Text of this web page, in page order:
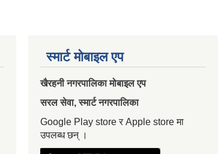
स्मार्ट मोबाइल एप
खैरहनी नगरपालिका मोबाइल एप
सरल सेवा, स्मार्ट नगरपालिका
Google Play store र Apple store मा
उपलब्ध छन् ।